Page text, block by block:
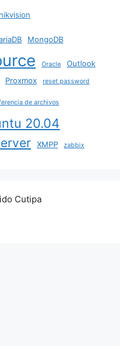
hikvision
MongoDB
Oracle Outlook
Proxmox reset password
de archivos
20.04
XMPP zabbix